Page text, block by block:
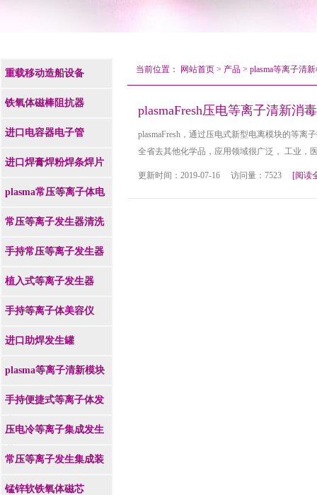
重载移动造船设备
铁氧体磁棒阻抗器
进口电容器电子管
进口焊膏焊粉焊条焊片
plasma常压等离子体电
源
常压等离子发生器清洗
机
手持常压等离子发生器
植入式等离子发生器
手持等离子体美容仪
进口助焊发生罐
plasma等离子清新模块
手持便捷式等离子体发
生器
压电冷等离子集成发生
装置
常压等离子发生集成装
锰锌软铁氧体磁芯
当前位置： 网站首页 > 产品 > plasma等离子清
plasmaFresh压电等离子清新消
plasmaFresh，通过压电式新型电离模块的等
全省去其他化学品，应用领域很广泛， 工业，
更新时间：2019-07-16 访问量：7523 [阅读